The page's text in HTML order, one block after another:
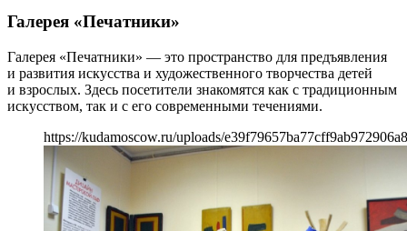
Галерея «Печатники»
Галерея «Печатники» — это пространство для предъявления
и развития искусства и художественного творчества детей
и взрослых. Здесь посетители знакомятся как с традиционным
искусством, так и с его современными течениями.
https://kudamoscow.ru/uploads/